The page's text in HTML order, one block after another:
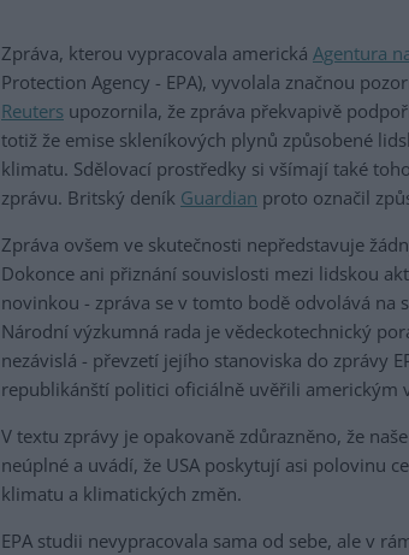
Zpráva, kterou vypracovala americká Agentura
Protection Agency - EPA), vyvolala značnou
Reuters upozornila, že zpráva překvapivě
totiž že emise skleníkových plynů způsobené
klimatu. Sdělovací prostředky si všímají také
zprávu. Britský deník Guardian proto označil
Zpráva ovšem ve skutečnosti nepředstavuje
Dokonce ani přiznání souvislosti mezi lidskou
novinkou - zpráva se v tomto bodě odvolává na
Národní výzkumná rada je vědeckotechnický
nezávislá - převzetí jejího stanoviska do zprávy
republikánští politici oficiálně uvěřili americkým
V textu zprávy je opakovaně zdůrazněno, že
neúplné a uvádí, že USA poskytují asi polovinu
klimatu a klimatických změn.
EPA studii nevypracovala sama od sebe, ale v